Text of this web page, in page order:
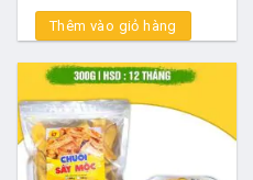
Thêm vào giỏ hàng